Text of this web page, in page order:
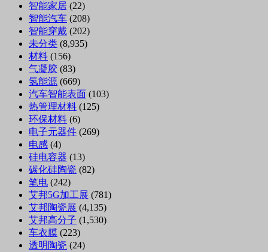
智能家居 (22)
智能汽车 (208)
智能穿戴 (202)
未分类 (8,935)
材料 (156)
气凝胶 (83)
氢能源 (669)
汽车智能表面 (103)
热管理材料 (125)
环保材料 (6)
电子元器件 (269)
电感 (4)
硅电容器 (13)
碳化硅陶瓷 (82)
笔电 (242)
艾邦5G加工展 (781)
艾邦陶瓷展 (4,135)
艾邦高分子 (1,530)
车衣膜 (223)
透明陶瓷 (24)